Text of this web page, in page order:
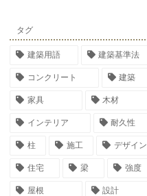
タグ
建築用語 建築基準法
コンクリート 建築
家具 木材
インテリア 耐久性
柱 施工 デザイン
住宅 梁 強度
屋根 設計